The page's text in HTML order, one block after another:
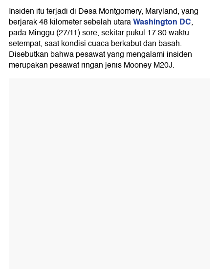
Insiden itu terjadi di Desa Montgomery, Maryland, yang
berjarak 48 kilometer sebelah utaraWashington DC,
pada Minggu (27/11) sore, sekitar pukul 17.30 waktu
setempat, saat kondisi cuaca berkabut dan basah.
Disebutkan bahwa pesawat yang mengalami insiden
merupakan pesawat ringan jenis Mooney M20J.